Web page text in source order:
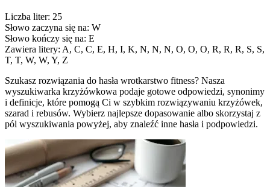
Liczba liter: 25
Słowo zaczyna się na: W
Słowo kończy się na: E
Zawiera litery: A, C, C, E, H, I, K, N, N, N, O, O, O, R, R, R, S, S,
T, T, W, W, Y, Z
Szukasz rozwiązania do hasła wrotkarstwo fitness? Nasza
wyszukiwarka krzyżówkowa podaje gotowe odpowiedzi, synonimy
i definicje, które pomogą Ci w szybkim rozwiązywaniu krzyżówek,
szarad i rebusów. Wybierz najlepsze dopasowanie albo skorzystaj z
pól wyszukiwania powyżej, aby znaleźć inne hasła i podpowiedzi.